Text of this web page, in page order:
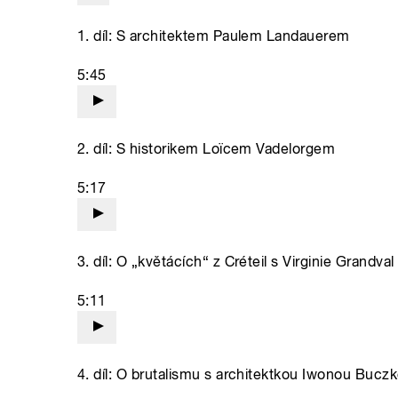
1. díl: S architektem Paulem Landauerem
5:45
2. díl: S historikem Loïcem Vadelorgem
5:17
3. díl: O „květácích“ z Créteil s Virginie Grandval
5:11
4. díl: O brutalismu s architektkou Iwonou